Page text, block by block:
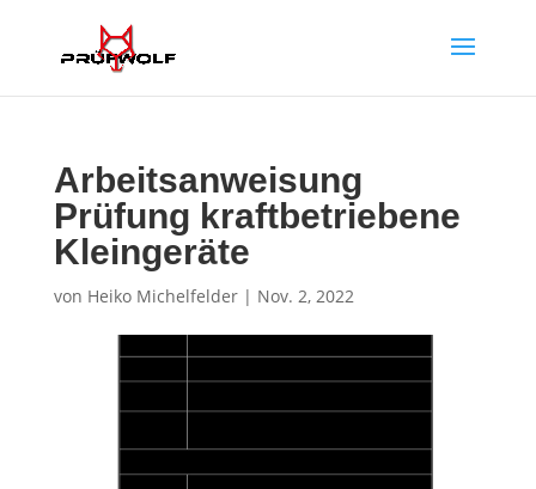
Arbeitsanweisung
Prüfung kraftbetriebene
Kleingeräte
von Heiko Michelfelder| Nov. 2, 2022